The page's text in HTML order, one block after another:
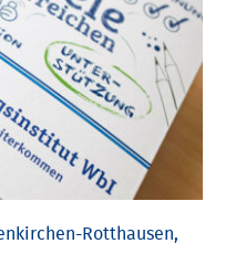
Rotthausen,